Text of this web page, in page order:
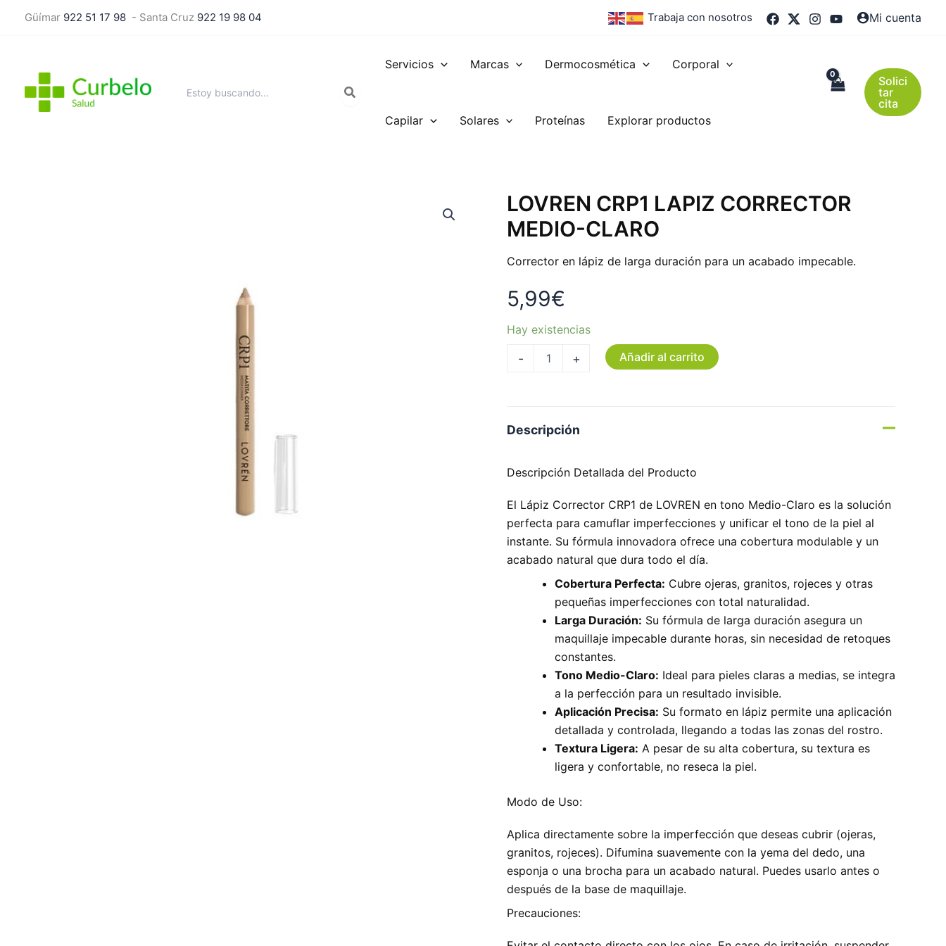
Güímar 922 51 17 98 - Santa Cruz 922 19 98 04 Trabaja con nosotros Mi cuenta
por:
Servicios Marcas Dermocosmética Corporal
Capilar Solares Proteínas Explorar productos
Solici
tar
cita
LOVREN CRP1 LAPIZ CORRECTOR
MEDIO-CLARO
Corrector en lápiz de larga duración para un acabado impecable.
5,99€
Hay existencias
-
LOVREN
CRP1
LAPIZ
CORRECTOR
CLARO
+ Añadir al carrito
Descripción
Descripción Detallada del Producto
El Lápiz Corrector CRP1 de LOVREN en tono Medio-Claro es la solución
perfecta para camuflar imperfecciones y unificar el tono de la piel al
instante. Su fórmula innovadora ofrece una cobertura modulable y un
acabado natural que dura todo el día.
Cobertura Perfecta: Cubre ojeras, granitos, rojeces y otras
pequeñas imperfecciones con total naturalidad.
Larga Duración: Su fórmula de larga duración asegura un
maquillaje impecable durante horas, sin necesidad de retoques
constantes.
Tono Medio-Claro: Ideal para pieles claras a medias, se integra
a la perfección para un resultado invisible.
Aplicación Precisa: Su formato en lápiz permite una aplicación
detallada y controlada, llegando a todas las zonas del rostro.
Textura Ligera: A pesar de su alta cobertura, su textura es
ligera y confortable, no reseca la piel.
Modo de Uso:
Aplica directamente sobre la imperfección que deseas cubrir (ojeras,
granitos, rojeces). Difumina suavemente con la yema del dedo, una
esponja o una brocha para un acabado natural. Puedes usarlo antes o
después de la base de maquillaje.
Precauciones: